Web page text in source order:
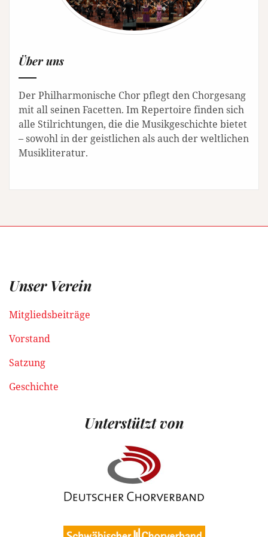
Über uns
Der Philharmonische Chor pflegt den Chorgesang
mit all seinen Facetten. Im Repertoire finden sich
alle Stilrichtungen, die die Musikgeschichte bietet
– sowohl in der geistlichen als auch der weltlichen
Musikliteratur.
Unser Verein
Mitgliedsbeiträge
Vorstand
Satzung
Geschichte
Unterstützt von